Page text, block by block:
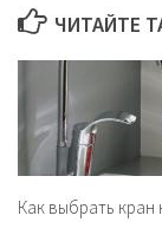
ЧИТАЙТЕ
Как выбрать кран